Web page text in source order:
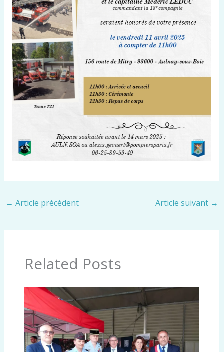
← Article précédent Article suivant →
Related Posts